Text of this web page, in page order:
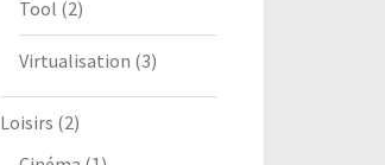
Tool (2)
Virtualisation (3)
Loisirs (2)